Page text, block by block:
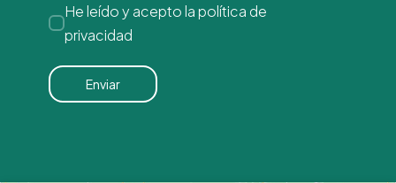
He leído y acepto lapolítica de
privacidad